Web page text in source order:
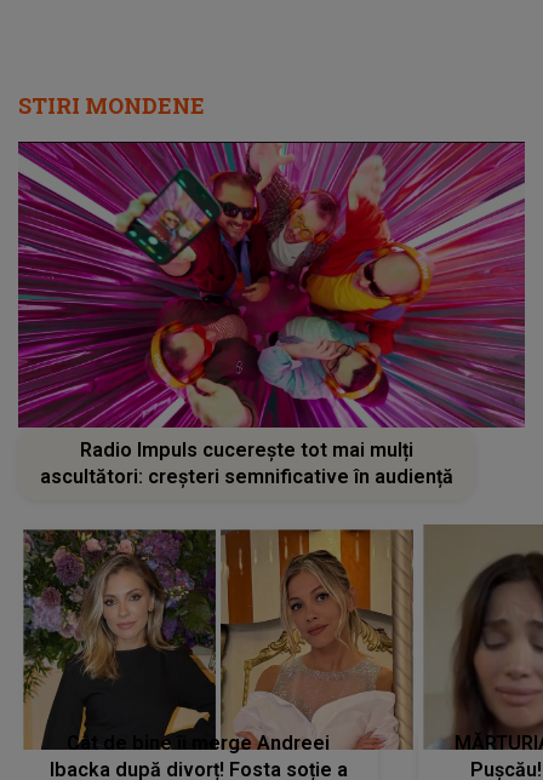
STIRI MONDENE
Radio Impuls cucerește tot mai mulți
ascultători: creșteri semnificative în audiență
Cât de bine îi merge Andreei
Ibacka după divorț! Fosta soție a